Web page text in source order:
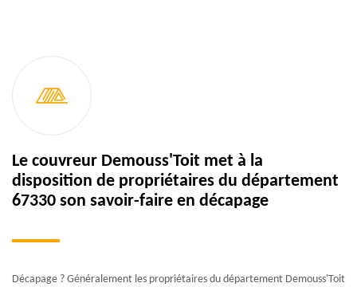
Le couvreur Demouss'Toit met à la
disposition de propriétaires du département
67330 son savoir-faire en décapage
Décapage ? Généralement les propriétaires du département Demouss'Toit